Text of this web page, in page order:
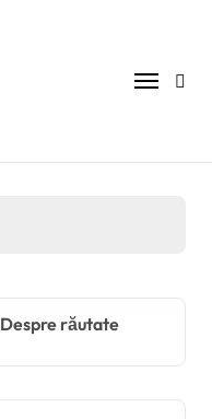
Despre răutate